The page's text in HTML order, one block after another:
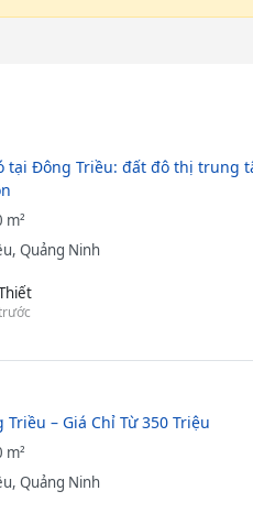
tại Đông Triều: đất đô thị trung
m²
Quảng Ninh
– Giá Chỉ Từ 350 Triệu
m²
Quảng Ninh